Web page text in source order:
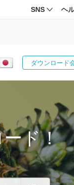
SNS ヘ
ダウンロード
ド！